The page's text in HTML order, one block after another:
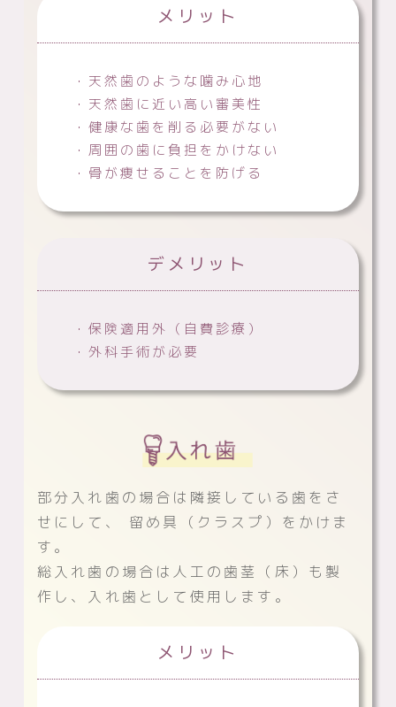
メリット
・天然歯のような噛み心地
・天然歯に近い高い審美性
・健康な歯を削る必要がない
・周囲の歯に負担をかけない
・骨が痩せることを防げる
デメリット
・保険適用外（自費診療）
・外科手術が必要
部分入れ歯の場合は隣接している歯をさ
せにして、
留め具（クラスプ）をかけま
す。
総入れ歯の場合は人工の歯茎（床）も製
作し、入れ歯として使用します。
メリット